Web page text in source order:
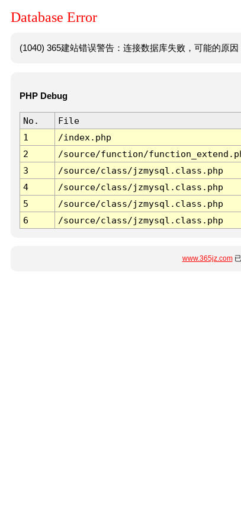
Database Error
(1040) 365建站错误警告：连接数据库失败，可能的原
PHP Debug
No. File
1
/index.php
2
/source/function/
3
/source/class/jzmysql.class.php
4
/source/class/jzmysql.class.php
5
/source/class/jzmysql.class.php
6
/source/class/jzmysql.class.php
www.365jz.com已